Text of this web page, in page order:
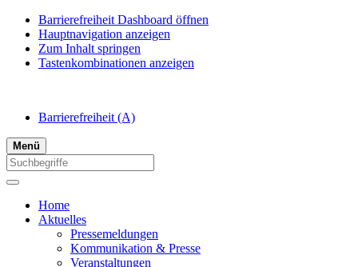
Barrierefreiheit Dashboard öffnen
Hauptnavigation anzeigen
Zum Inhalt springen
Tastenkombinationen anzeigen
Barrierefreiheit (A)
Menü
Home
Aktuelles
Pressemeldungen
Kommunikation & Presse
Veranstaltungen